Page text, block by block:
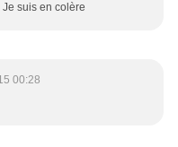
suis en colère
00:28